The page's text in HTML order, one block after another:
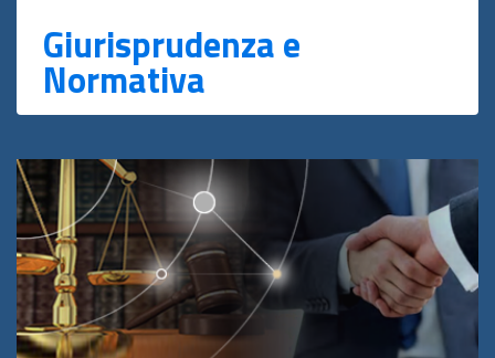
Giurisprudenza e
Normativa